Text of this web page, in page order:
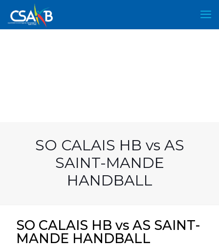
SO CALAIS HB vs AS
SAINT-MANDE
HANDBALL
SO CALAIS HB vs AS SAINT-
MANDE HANDBALL